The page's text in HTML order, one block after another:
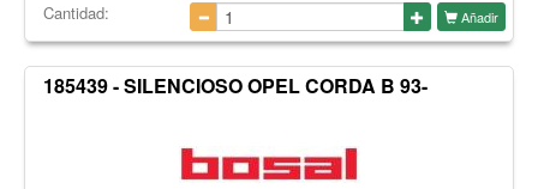
Cantidad: Añadir
185439 - SILENCIOSO OPEL CORDA B 93-